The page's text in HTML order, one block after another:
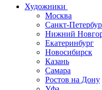
Художники
Москва
Санкт-
Нижний
Екатеринбург
Новосибирск
Казань
Самара
Ростов на Дону